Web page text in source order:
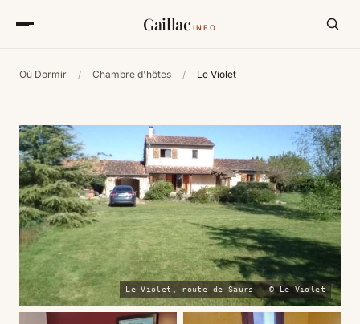
Gaillac INFO
Où Dormir / Chambre d'hôtes / Le Violet
Le Violet, route de Saurs — © Le Violet